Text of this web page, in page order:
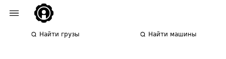
Найти грузы Найти машины